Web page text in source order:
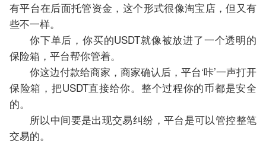
有平台在后面托管资金，这个形式很像淘宝店，但又有
些不一样。
你下单后，你买的USDT就像被放进了一个透明的
保险箱，平台帮你管着。
你这边付款给商家，商家确认后，平台‘咔’一声打开
保险箱，把USDT直接给你。整个过程你的币都是安全
的。
所以中间要是出现交易纠纷，平台是可以管控整笔
交易的。